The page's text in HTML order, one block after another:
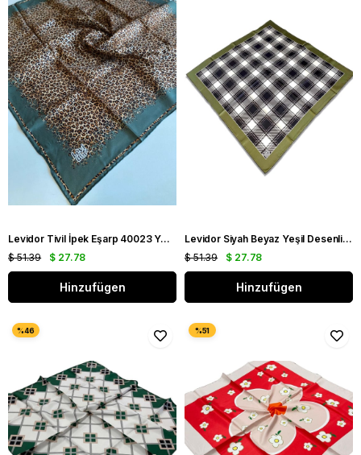
Levidor Tivil İpek Eşarp 40023 Yeşil Karışık Desen
$ 27.78
$ 51.39
Hinzufügen
Levidor Siyah Beyaz Yeşil Desenli Tivil İpek Eşarp 32223
$ 27.78
$ 51.39
Hinzufügen